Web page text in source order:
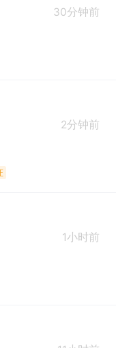
30分钟前
2分钟前
1小时前